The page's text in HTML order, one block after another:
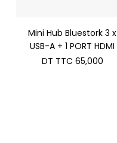
Mini Hub Bluestork 3 x
USB-A + 1 PORT HDMI
DT TTC 65,000